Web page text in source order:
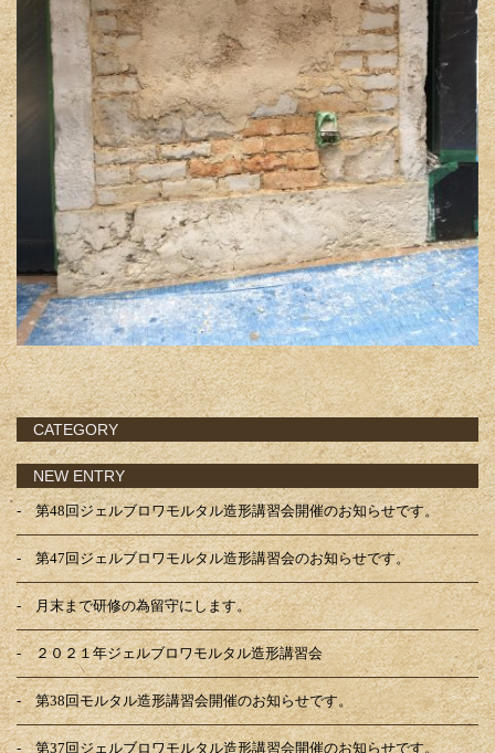
CATEGORY
NEW ENTRY
第48回ジェルブロワモルタル造形講習会開催のお知らせです。
第47回ジェルブロワモルタル造形講習会のお知らせです。
月末まで研修の為留守にします。
２０２１年ジェルブロワモルタル造形講習会
第38回モルタル造形講習会開催のお知らせです。
第37回ジェルブロワモルタル造形講習会開催のお知らせです。